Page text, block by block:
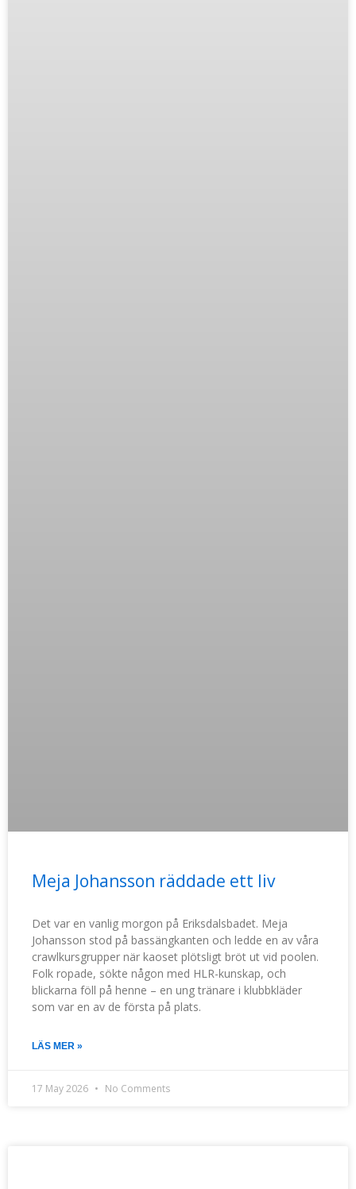
Meja Johansson räddade ett liv
Det var en vanlig morgon på Eriksdalsbadet. Meja
Johansson stod på bassängkanten och ledde en av våra
crawlkursgrupper när kaoset plötsligt bröt ut vid poolen.
Folk ropade, sökte någon med HLR-kunskap, och
blickarna föll på henne – en ung tränare i klubbkläder
som var en av de första på plats.
LÄS MER »
17 May 2026 No Comments